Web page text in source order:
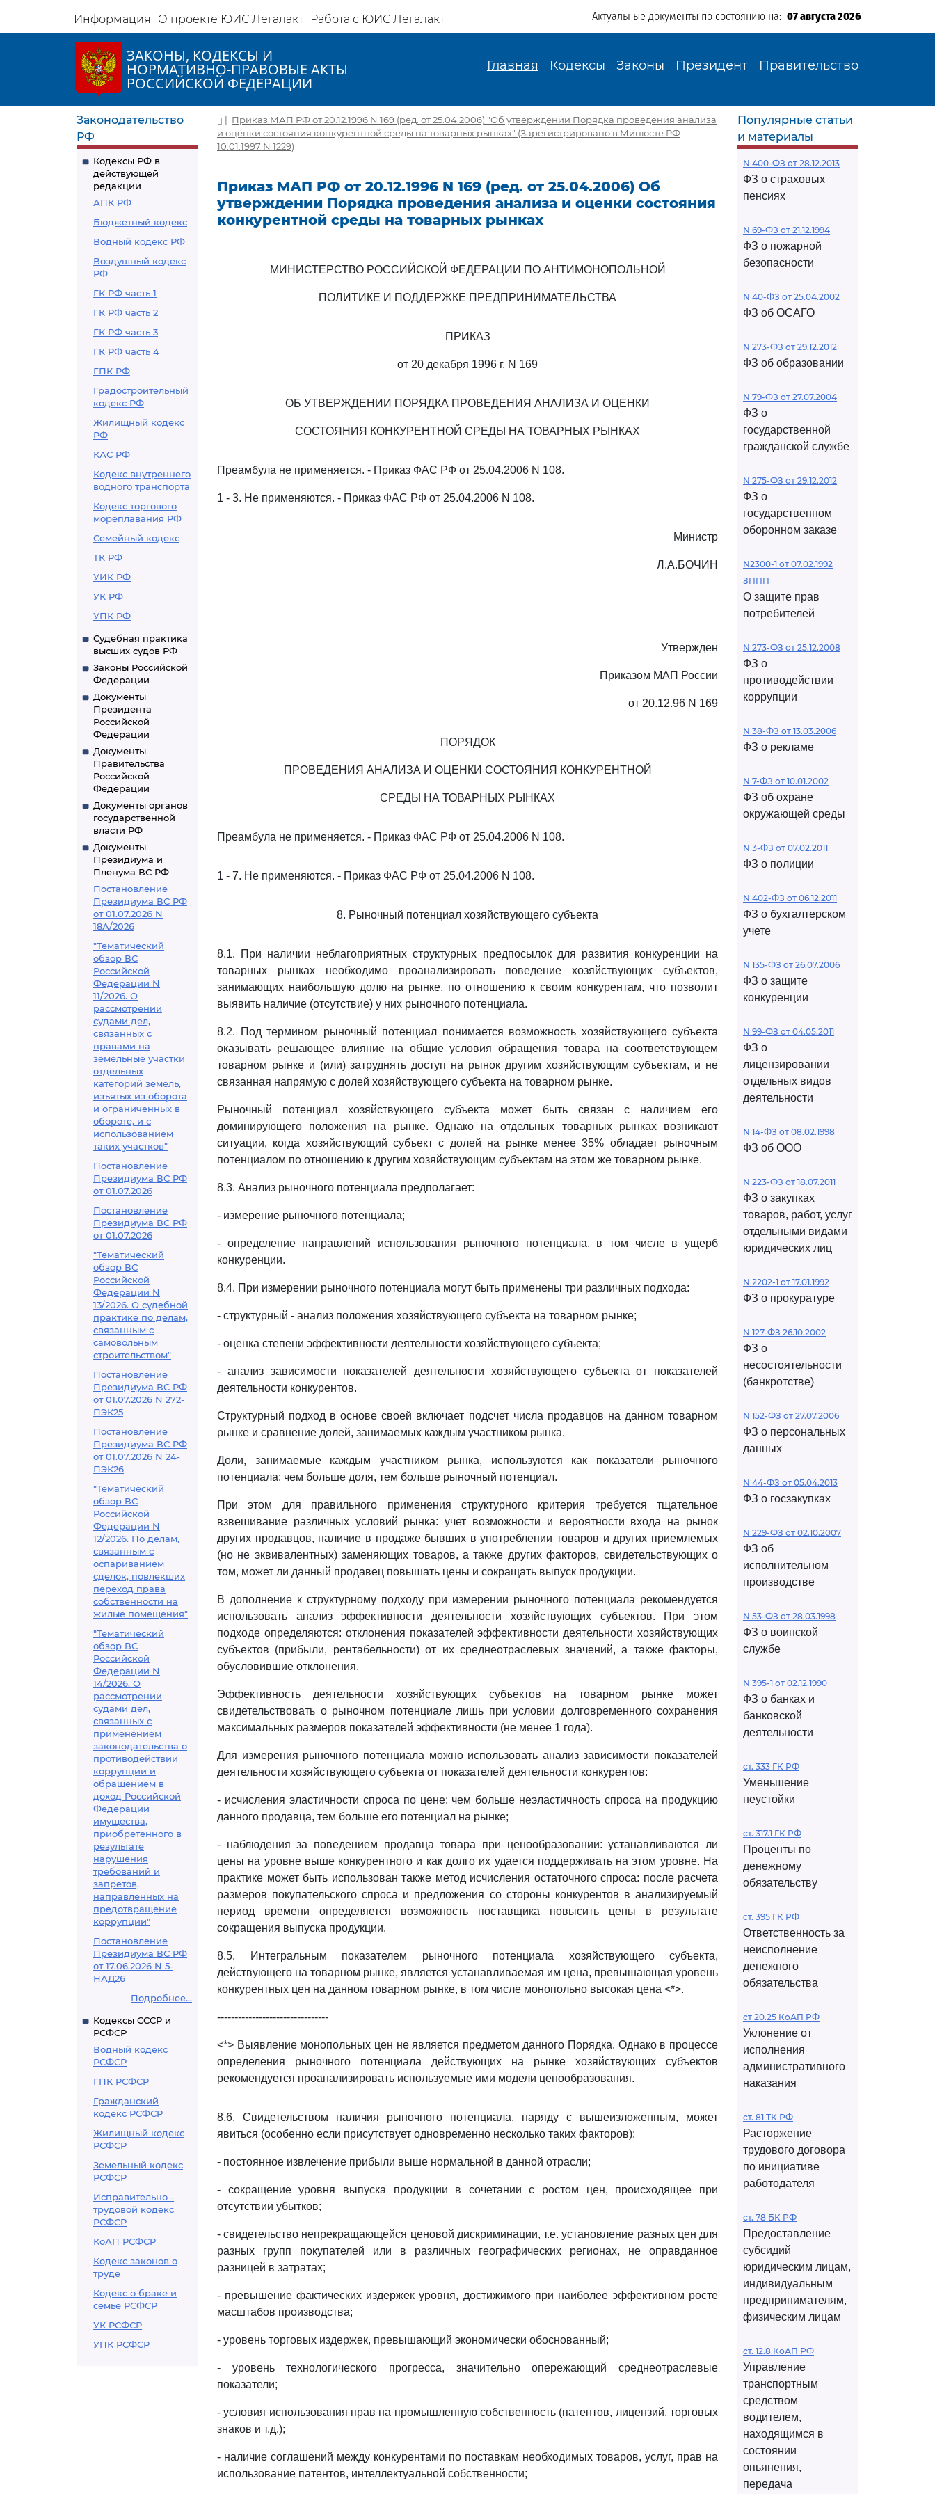
Информация О проекте ЮИС Легалакт Работа с ЮИС Легалакт Актуальные документы по состоянию на: 07 августа 2026
ЗАКОНЫ, КОДЕКСЫ И
НОРМАТИВНО-ПРАВОВЫЕ АКТЫ
РОССИЙСКОЙ ФЕДЕРАЦИИ
Главная Кодексы Законы Президент Правительство
Законодательство
РФ
Кодексы РФ в
действующей
редакции
АПК РФ
Бюджетный кодекс
Водный кодекс РФ
Воздушный кодекс
РФ
ГК РФ часть 1
ГК РФ часть 2
ГК РФ часть 3
ГК РФ часть 4
ГПК РФ
Градостроительный
кодекс РФ
Жилищный кодекс
РФ
КАС РФ
Кодекс внутреннего
водного транспорта
Кодекс торгового
мореплавания РФ
Семейный кодекс
ТК РФ
УИК РФ
УК РФ
УПК РФ
Судебная практика
высших судов РФ
Законы Российской
Федерации
Документы
Президента
Российской
Федерации
Документы
Правительства
Российской
Федерации
Документы органов
государственной
власти РФ
Документы
Президиума и
Пленума ВС РФ
Постановление
Президиума ВС РФ
от 01.07.2026 N
18А/2026
"Тематический
обзор ВС
Российской
Федерации N
11/2026. О
рассмотрении
судами дел,
связанных с
правами на
земельные участки
отдельных
категорий земель,
изъятых из оборота
и ограниченных в
обороте, и с
использованием
таких участков"
Постановление
Президиума ВС РФ
от 01.07.2026
Постановление
Президиума ВС РФ
от 01.07.2026
"Тематический
обзор ВС
Российской
Федерации N
13/2026. О судебной
практике по делам,
связанным с
самовольным
строительством"
Постановление
Президиума ВС РФ
от 01.07.2026 N 272-
ПЭК25
Постановление
Президиума ВС РФ
от 01.07.2026 N 24-
ПЭК26
"Тематический
обзор ВС
Российской
Федерации N
12/2026. По делам,
связанным с
оспариванием
сделок, повлекших
переход права
собственности на
жилые помещения"
"Тематический
обзор ВС
Российской
Федерации N
14/2026. О
рассмотрении
судами дел,
связанных с
применением
законодательства о
противодействии
коррупции и
обращением в
доход Российской
Федерации
имущества,
приобретенного в
результате
нарушения
требований и
запретов,
направленных на
предотвращение
коррупции"
Постановление
Президиума ВС РФ
от 17.06.2026 N 5-
НАД26
Подробнее...
Кодексы СССР и
РСФСР
Водный кодекс
РСФСР
ГПК РСФСР
Гражданский
кодекс РСФСР
Жилищный кодекс
РСФСР
Земельный кодекс
РСФСР
Исправительно -
трудовой кодекс
РСФСР
КоАП РСФСР
Кодекс законов о
труде
Кодекс о браке и
семье РСФСР
УК РСФСР
УПК РСФСР
| Приказ МАП РФ от 20.12.1996 N 169 (ред. от 25.04.2006) "Об утверждении Порядка проведения анализа
и оценки состояния конкурентной среды на товарных рынках" (Зарегистрировано в Минюсте РФ
10.01.1997 N 1229)
Приказ МАП РФ от 20.12.1996 N 169 (ред. от 25.04.2006) Об
утверждении Порядка проведения анализа и оценки состояния
конкурентной среды на товарных рынках
МИНИСТЕРСТВО РОССИЙСКОЙ ФЕДЕРАЦИИ ПО АНТИМОНОПОЛЬНОЙ
ПОЛИТИКЕ И ПОДДЕРЖКЕ ПРЕДПРИНИМАТЕЛЬСТВА
ПРИКАЗ
от 20 декабря 1996 г. N 169
ОБ УТВЕРЖДЕНИИ ПОРЯДКА ПРОВЕДЕНИЯ АНАЛИЗА И ОЦЕНКИ
СОСТОЯНИЯ КОНКУРЕНТНОЙ СРЕДЫ НА ТОВАРНЫХ РЫНКАХ
Преамбула не применяется. - Приказ ФАС РФ от 25.04.2006 N 108.
1 - 3. Не применяются. - Приказ ФАС РФ от 25.04.2006 N 108.
Министр
Л.А.БОЧИН
Утвержден
Приказом МАП России
от 20.12.96 N 169
ПОРЯДОК
ПРОВЕДЕНИЯ АНАЛИЗА И ОЦЕНКИ СОСТОЯНИЯ КОНКУРЕНТНОЙ
СРЕДЫ НА ТОВАРНЫХ РЫНКАХ
Преамбула не применяется. - Приказ ФАС РФ от 25.04.2006 N 108.
1 - 7. Не применяются. - Приказ ФАС РФ от 25.04.2006 N 108.
8. Рыночный потенциал хозяйствующего субъекта
8.1. При наличии неблагоприятных структурных предпосылок для развития конкуренции на
товарных рынках необходимо проанализировать поведение хозяйствующих субъектов,
занимающих наибольшую долю на рынке, по отношению к своим конкурентам, что позволит
выявить наличие (отсутствие) у них рыночного потенциала.
8.2. Под термином рыночный потенциал понимается возможность хозяйствующего субъекта
оказывать решающее влияние на общие условия обращения товара на соответствующем
товарном рынке и (или) затруднять доступ на рынок другим хозяйствующим субъектам, и не
связанная напрямую с долей хозяйствующего субъекта на товарном рынке.
Рыночный потенциал хозяйствующего субъекта может быть связан с наличием его
доминирующего положения на рынке. Однако на отдельных товарных рынках возникают
ситуации, когда хозяйствующий субъект с долей на рынке менее 35% обладает рыночным
потенциалом по отношению к другим хозяйствующим субъектам на этом же товарном рынке.
8.3. Анализ рыночного потенциала предполагает:
- измерение рыночного потенциала;
- определение направлений использования рыночного потенциала, в том числе в ущерб
конкуренции.
8.4. При измерении рыночного потенциала могут быть применены три различных подхода:
- структурный - анализ положения хозяйствующего субъекта на товарном рынке;
- оценка степени эффективности деятельности хозяйствующего субъекта;
- анализ зависимости показателей деятельности хозяйствующего субъекта от показателей
деятельности конкурентов.
Структурный подход в основе своей включает подсчет числа продавцов на данном товарном
рынке и сравнение долей, занимаемых каждым участником рынка.
Доли, занимаемые каждым участником рынка, используются как показатели рыночного
потенциала: чем больше доля, тем больше рыночный потенциал.
При этом для правильного применения структурного критерия требуется тщательное
взвешивание различных условий рынка: учет возможности и вероятности входа на рынок
других продавцов, наличие в продаже бывших в употреблении товаров и других приемлемых
(но не эквивалентных) заменяющих товаров, а также других факторов, свидетельствующих о
том, может ли данный продавец повышать цены и сокращать выпуск продукции.
В дополнение к структурному подходу при измерении рыночного потенциала рекомендуется
использовать анализ эффективности деятельности хозяйствующих субъектов. При этом
подходе определяются: отклонения показателей эффективности деятельности хозяйствующих
субъектов (прибыли, рентабельности) от их среднеотраслевых значений, а также факторы,
обусловившие отклонения.
Эффективность деятельности хозяйствующих субъектов на товарном рынке может
свидетельствовать о рыночном потенциале лишь при условии долговременного сохранения
максимальных размеров показателей эффективности (не менее 1 года).
Для измерения рыночного потенциала можно использовать анализ зависимости показателей
деятельности хозяйствующего субъекта от показателей деятельности конкурентов:
- исчисления эластичности спроса по цене: чем больше неэластичность спроса на продукцию
данного продавца, тем больше его потенциал на рынке;
- наблюдения за поведением продавца товара при ценообразовании: устанавливаются ли
цены на уровне выше конкурентного и как долго их удается поддерживать на этом уровне. На
практике может быть использован также метод исчисления остаточного спроса: после расчета
размеров покупательского спроса и предложения со стороны конкурентов в анализируемый
период времени определяется возможность поставщика повысить цены в результате
сокращения выпуска продукции.
8.5. Интегральным показателем рыночного потенциала хозяйствующего субъекта,
действующего на товарном рынке, является устанавливаемая им цена, превышающая уровень
конкурентных цен на данном товарном рынке, в том числе монопольно высокая цена <*>.
--------------------------------
<*> Выявление монопольных цен не является предметом данного Порядка. Однако в процессе
определения рыночного потенциала действующих на рынке хозяйствующих субъектов
рекомендуется проанализировать используемые ими модели ценообразования.
8.6. Свидетельством наличия рыночного потенциала, наряду с вышеизложенным, может
явиться (особенно если присутствует одновременно несколько таких факторов):
- постоянное извлечение прибыли выше нормальной в данной отрасли;
- сокращение уровня выпуска продукции в сочетании с ростом цен, происходящее при
отсутствии убытков;
- свидетельство непрекращающейся ценовой дискриминации, т.е. установление разных цен для
разных групп покупателей или в различных географических регионах, не оправданное
разницей в затратах;
- превышение фактических издержек уровня, достижимого при наиболее эффективном росте
масштабов производства;
- уровень торговых издержек, превышающий экономически обоснованный;
- уровень технологического прогресса, значительно опережающий среднеотраслевые
показатели;
- условия использования прав на промышленную собственность (патентов, лицензий, торговых
знаков и т.д.);
- наличие соглашений между конкурентами по поставкам необходимых товаров, услуг, прав на
использование патентов, интеллектуальной собственности;
Популярные статьи
и материалы
N 400-ФЗ от 28.12.2013
ФЗ о страховых
пенсиях
N 69-ФЗ от 21.12.1994
ФЗ о пожарной
безопасности
N 40-ФЗ от 25.04.2002
ФЗ об ОСАГО
N 273-ФЗ от 29.12.2012
ФЗ об образовании
N 79-ФЗ от 27.07.2004
ФЗ о
государственной
гражданской службе
N 275-ФЗ от 29.12.2012
ФЗ о
государственном
оборонном заказе
N2300-1 от 07.02.1992
ЗППП
О защите прав
потребителей
N 273-ФЗ от 25.12.2008
ФЗ о
противодействии
коррупции
N 38-ФЗ от 13.03.2006
ФЗ о рекламе
N 7-ФЗ от 10.01.2002
ФЗ об охране
окружающей среды
N 3-ФЗ от 07.02.2011
ФЗ о полиции
N 402-ФЗ от 06.12.2011
ФЗ о бухгалтерском
учете
N 135-ФЗ от 26.07.2006
ФЗ о защите
конкуренции
N 99-ФЗ от 04.05.2011
ФЗ о
лицензировании
отдельных видов
деятельности
N 14-ФЗ от 08.02.1998
ФЗ об ООО
N 223-ФЗ от 18.07.2011
ФЗ о закупках
товаров, работ, услуг
отдельными видами
юридических лиц
N 2202-1 от 17.01.1992
ФЗ о прокуратуре
N 127-ФЗ 26.10.2002
ФЗ о
несостоятельности
(банкротстве)
N 152-ФЗ от 27.07.2006
ФЗ о персональных
данных
N 44-ФЗ от 05.04.2013
ФЗ о госзакупках
N 229-ФЗ от 02.10.2007
ФЗ об
исполнительном
производстве
N 53-ФЗ от 28.03.1998
ФЗ о воинской
службе
N 395-1 от 02.12.1990
ФЗ о банках и
банковской
деятельности
ст. 333 ГК РФ
Уменьшение
неустойки
ст. 317.1 ГК РФ
Проценты по
денежному
обязательству
ст. 395 ГК РФ
Ответственность за
неисполнение
денежного
обязательства
ст 20.25 КоАП РФ
Уклонение от
исполнения
административного
наказания
ст. 81 ТК РФ
Расторжение
трудового договора
по инициативе
работодателя
ст. 78 БК РФ
Предоставление
субсидий
юридическим лицам,
индивидуальным
предпринимателям,
физическим лицам
ст. 12.8 КоАП РФ
Управление
транспортным
средством
водителем,
находящимся в
состоянии
опьянения,
передача